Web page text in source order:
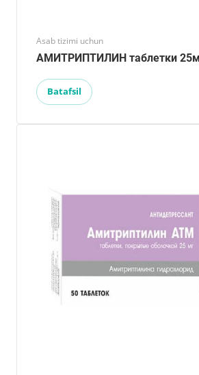
Asab tizimi uchun
АМИТРИПТИЛИН таблетки
Batafsil